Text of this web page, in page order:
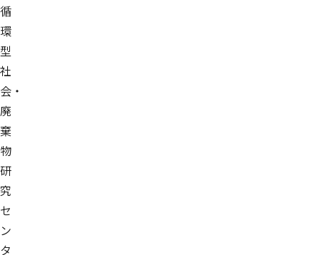
循
環
型
社
会・
廃
棄
物
研
究
セ
ン
タ